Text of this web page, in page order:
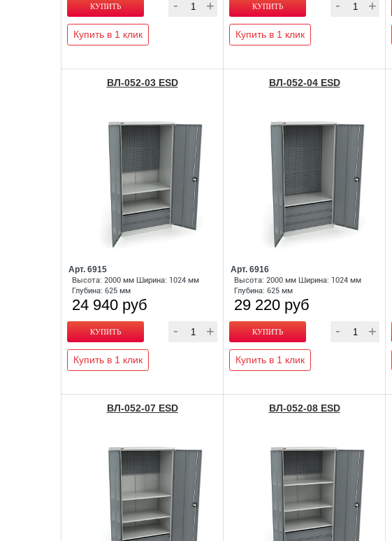
Купить в 1 клик Купить в 1 клик
ВЛ-052-03 ESD
Арт. 6915
Высота: 2000 мм Ширина: 1024 мм
Глубина: 625 мм
24 940 руб
Купить в 1 клик
ВЛ-052-04 ESD
Арт. 6916
Высота: 2000 мм Ширина: 1024 мм
Глубина: 625 мм
29 220 руб
Купить в 1 клик
ВЛ-052-07 ESD ВЛ-052-08 ESD